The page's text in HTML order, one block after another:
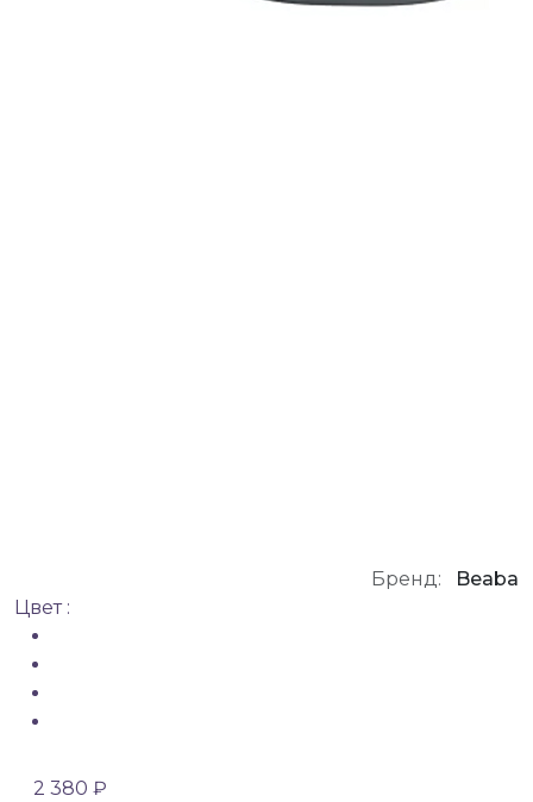
Бренд:
Beaba
Цвет :
2 380 ₽